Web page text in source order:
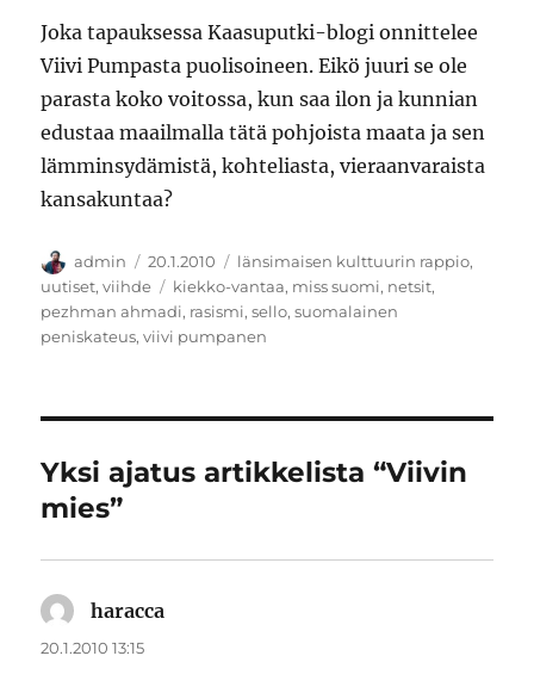
Joka tapauksessa Kaasuputki-blogi onnittelee
Viivi Pumpasta puolisoineen. Eikö juuri se ole
parasta koko voitossa, kun saa ilon ja kunnian
edustaa maailmalla tätä pohjoista maata ja sen
lämminsydämistä, kohteliasta, vieraanvaraista
kansakuntaa?
Kirjoittaja
admin Julkaistu
20.1.2010 Kategoriat
länsimaisen kulttuurin rappio,
uutiset,viihde Avainsanat
kiekko-vantaa, miss suomi, netsit,
pezhman ahmadi, rasismi,sello,suomalainen
peniskateus,viivi pumpanen
Yksi ajatus artikkelista “Viivin
mies”
haracca
20.1.2010 13:15